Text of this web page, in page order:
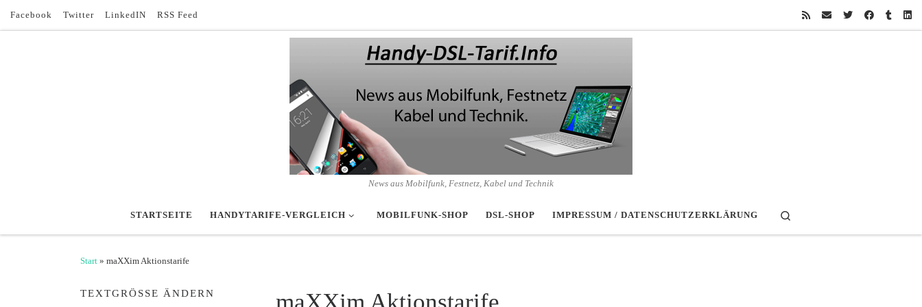
Zum Inhalt springen
Facebook Twitter LinkedIN RSS Feed
News aus Mobilfunk, Festnetz, Kabel und Technik
STARTSEITE HANDYTARIFE-VERGLEICH MOBILFUNK-SHOP DSL-SHOP IMPRESSUM / DATENSCHUTZERKLÄRUNG
Start » maXXim Aktionstarife
TEXTGRÖSSE ÄNDERN